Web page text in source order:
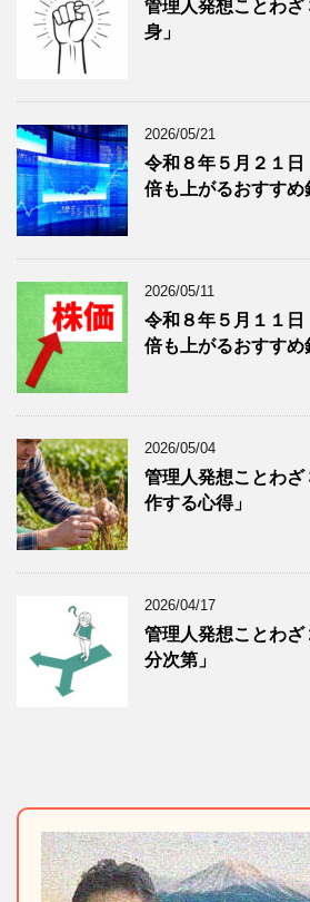
グ
記
事
を
表
示
ブ
ロ
グ
記
事
を
表
示
管理人発想ことわ
身」
2026/05/21
令和８年５月２１
倍も上がるおすすめ
2026/05/11
令和８年５月１１
倍も上がるおすすめ
2026/05/04
管理人発想ことわざ
作する心得」
2026/04/17
管理人発想ことわざ
分次第」